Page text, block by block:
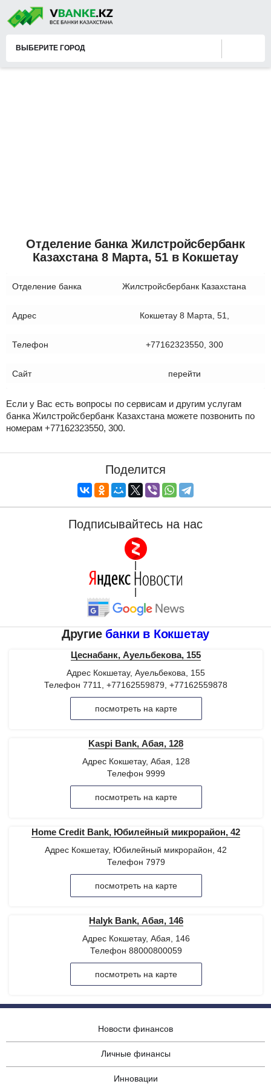
ВЫБЕРИТЕ ГОРОД
Отделение банка Жилстройсбербанк
Казахстана 8 Марта, 51 в Кокшетау
Отделение банка Жилстройсбербанк Казахстана
Адрес Кокшетау 8 Марта, 51,
Телефон +77162323550, 300
Сайт перейти
Если у Вас есть вопросы по сервисам и другим услугам
банка Жилстройсбербанк Казахстана можете позвонить по
номерам +77162323550, 300.
Поделится
Подписывайтесь на нас
Другие банки в Кокшетау
Цеснабанк, Ауельбекова, 155
Адрес Кокшетау, Ауельбекова, 155
Телефон 7711, +77162559879, +77162559878
посмотреть на карте
Kaspi Bank, Абая, 128
Адрес Кокшетау, Абая, 128
Телефон 9999
посмотреть на карте
Home Credit Bank, Юбилейный микрорайон, 42
Адрес Кокшетау, Юбилейный микрорайон, 42
Телефон 7979
посмотреть на карте
Halyk Bank, Абая, 146
Адрес Кокшетау, Абая, 146
Телефон 88000800059
посмотреть на карте
Новости финансов
Личные финансы
Инновации